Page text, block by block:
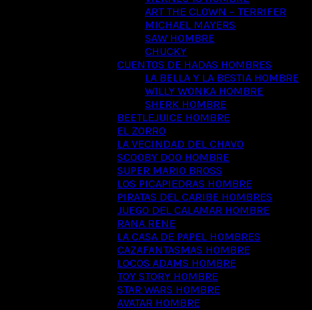
ART THE CLOWN – TERRIFER
MICHAEL MAYERS
SAW HOMBRE
CHUCKY
CUENTOS DE HADAS HOMBRES
LA BELLA Y LA BESTIA HOMBRE
WILLY WONKA HOMBRE
SHERK HOMBRE
BEETLEJUICE HOMBRE
EL ZORRO
LA VECINDAD DEL CHAVO
SCOOBY DOO HOMBRE
SUPER MARIO BROSS
LOS PICAPIEDRAS HOMBRE
PIRATAS DEL CARIBE HOMBRES
JUEGO DEL CALAMAR HOMBRE
RANA RENE
LA CASA DE PAPEL HOMBRES
CAZAFANTASMAS HOMBRE
LOCOS ADAMS HOMBRE
TOY STORY HOMBRE
STAR WARS HOMBRE
AVATAR HOMBRE